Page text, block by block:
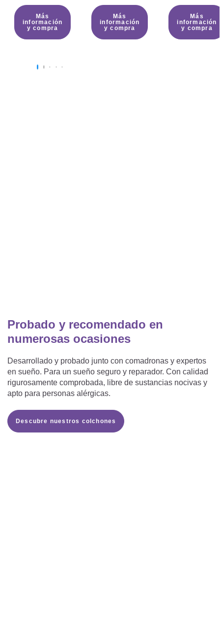
Más
información
y compra
Más
información
y compra
Más
información
y compra
Probado y recomendado en
numerosas ocasiones
Desarrollado y probado junto con comadronas y expertos
en sueño. Para un sueño seguro y reparador. Con calidad
rigurosamente comprobada, libre de sustancias nocivas y
apto para personas alérgicas.
Descubre nuestros colchones